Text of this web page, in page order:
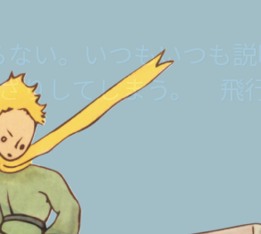
い。いつもいつも
りしてしまう。 飛行